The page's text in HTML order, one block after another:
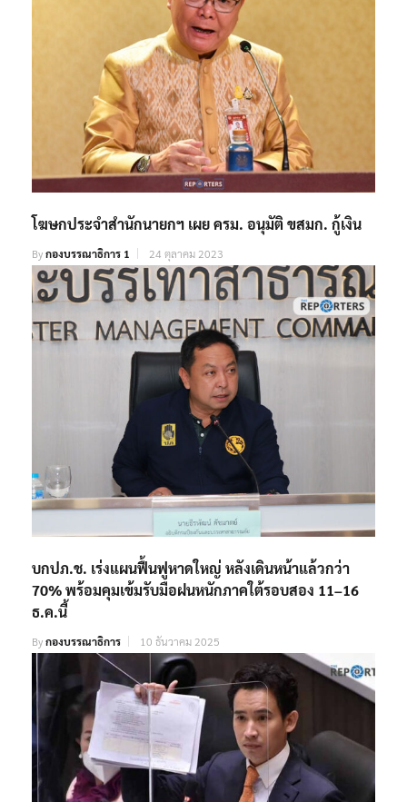
โฆษกประจำสำนักนายกฯ เผย ครม. อนุมัติ ขสมก. กู้เงิน
Byกองบรรณาธิการ 1 24 ตุลาคม 2023
บกปภ.ช. เร่งแผนฟื้นฟูหาดใหญ่ หลังเดินหน้าแล้วกว่า
70% พร้อมคุมเข้มรับมือฝนหนักภาคใต้รอบสอง 11–16
ธ.ค.นี้
Byกองบรรณาธิการ 10 ธันวาคม 2025